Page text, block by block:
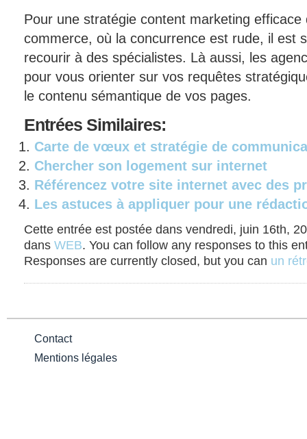
Pour une stratégie content marketing efficace
commerce, où la concurrence est rude, il est
recourir à des spécialistes. Là aussi, les
pour vous orienter sur vos requêtes
le contenu sémantique de vos pages.
Entrées Similaires:
Carte de vœux et stratégie de
Chercher son logement sur internet
Référencez votre site internet avec des
Les astuces à appliquer pour une
Cette entrée est postée dans vendredi, juin 16th,
dans WEB. You can follow any responses to this
Responses are currently closed, but you can un
Contact
Mentions légales